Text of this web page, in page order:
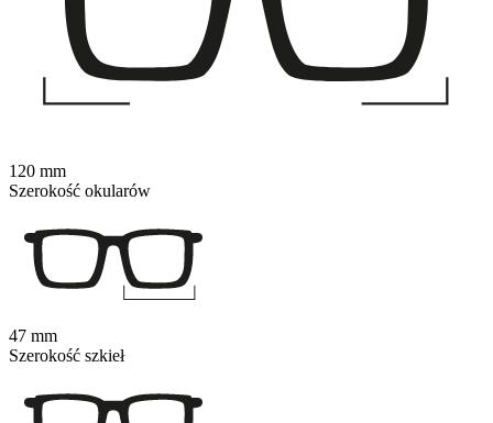
120 mm
Szerokość okularów
47 mm
Szerokość szkieł